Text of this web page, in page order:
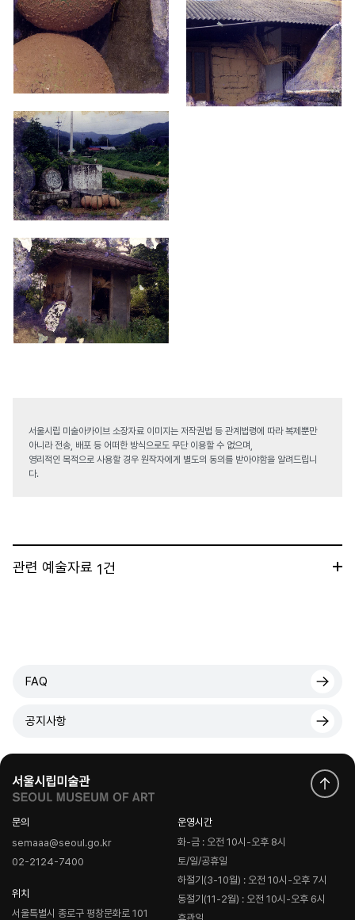
서울시립 미술아카이브 소장자료 이미지는 저작권법 등 관계법령에 따라 복제뿐만
아니라 전송, 배포 등 어떠한 방식으로도 무단 이용할 수 없으며,
영리적인 목적으로 사용할 경우 원작자에게 별도의 동의를 받아야함을 알려드립니
다.
관련 예술자료 1건
FAQ
공지사항
문의
semaaa@seoul.go.kr
02-2124-7400
위치
서울특별시 종로구 평창문화로 101
운영시간
화-금 : 오전 10시-오후 8시
토/일/공휴일
하절기(3-10월) : 오전 10시-오후 7시
동절기(11-2월) : 오전 10시-오후 6시